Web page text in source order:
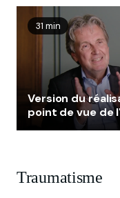
l’auteur du premier
NET : «
Exposure Therapie
Boom, 2014).
31 min
Version du
point de vue de
Traumatisme